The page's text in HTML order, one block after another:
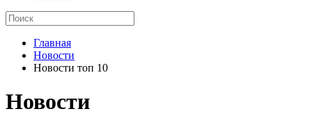
Главная
Новости
Новости топ 10
Новости